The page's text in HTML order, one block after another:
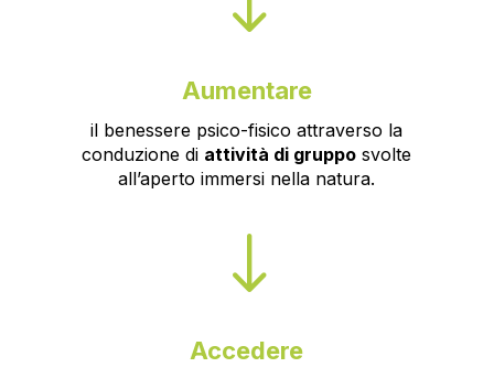
Aumentare
il benessere psico-fisico attraverso la
conduzione di attività di gruppo svolte
all’aperto immersi nella natura.
"
Accedere